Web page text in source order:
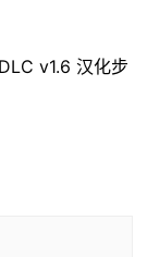
v1.6 汉化步